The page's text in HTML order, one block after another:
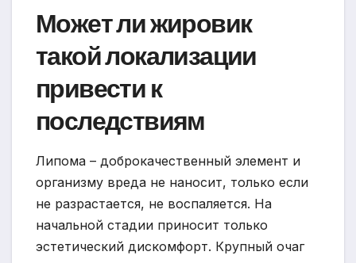
Может ли жировик
такой локализации
привести к
последствиям
Липома – доброкачественный элемент и
организму вреда не наносит, только если
не разрастается, не воспаляется. На
начальной стадии приносит только
эстетический дискомфорт. Крупный очаг